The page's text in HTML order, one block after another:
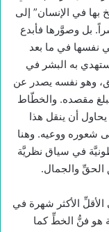
بها في الإنسان” إلى
بل وصوَّرها فأبدع
نفسها في ما بعد
به البشر في
وهو نفسه يصدر عن
مقصده. والخطّاط
أن ينقل هذا
شعوره ووعيه. وهنا
في سياق نظريَّة
الحقِّ والجمال.
الأكثر شهرة في
هو فنُّ الخطِّ كما